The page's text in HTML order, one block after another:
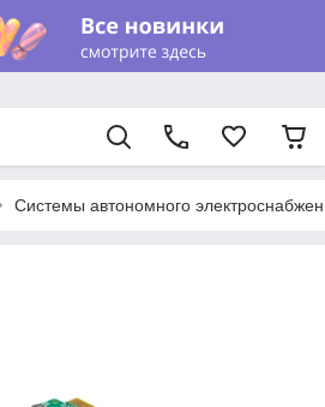
Системы автономного